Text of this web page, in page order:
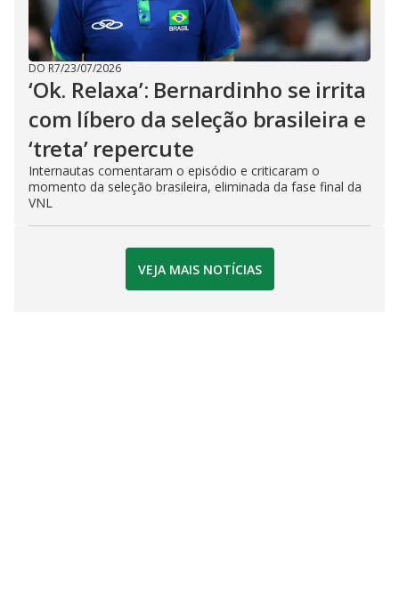
DO R7/23/07/2026
‘Ok. Relaxa’: Bernardinho se irrita
com líbero da seleção brasileira e
‘treta’ repercute
Internautas comentaram o episódio e criticaram o
momento da seleção brasileira, eliminada da fase final da
VNL
VEJA MAIS NOTÍCIAS